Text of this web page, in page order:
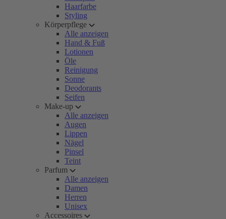
Haarfarbe
Styling
Körperpflege
Alle anzeigen
Hand & Fuß
Lotionen
Öle
Reinigung
Sonne
Deodorants
Seifen
Make-up
Alle anzeigen
Augen
Lippen
Nägel
Pinsel
Teint
Parfum
Alle anzeigen
Damen
Herren
Unisex
Accessoires